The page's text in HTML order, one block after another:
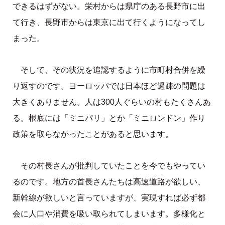
できるはずがない。栄村からは県庁のある長野市に出
て行き、長野市からは東京に出て行くようになってし
まった。
そして、その状況を追認するように市町村合併を繰
り返すのです。ヨーロッパでは日本ほど過疎の問題は
大きくありません。人は300人ぐらいの村もたくさんあ
る。根底には「ミニパリ」とか「ミニロンドン」作り
政策を取らなかったことがあると思います。
その村長さんが批判していたことを今でもやってい
るのです。地方の首長さんたちは高速道路が欲しい、
新幹線が欲しいと言っていますが、実現すれば必ず都
会に人口や消費を吸い取られてしまいます。多様化と